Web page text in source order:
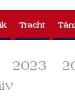
2023
Tracht